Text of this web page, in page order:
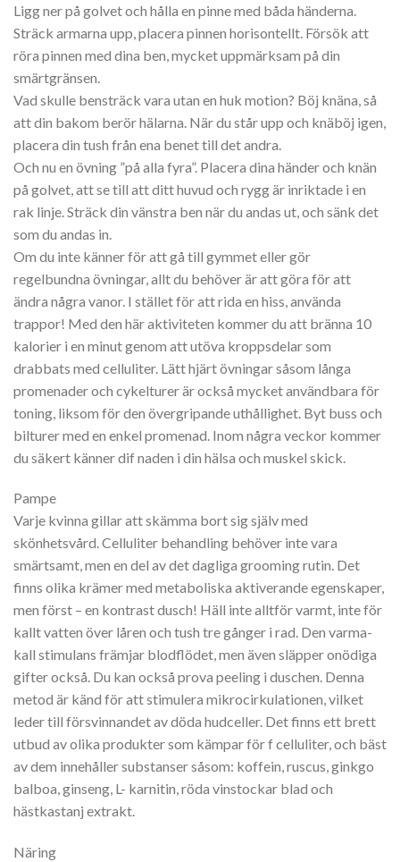
Ligg ner på golvet och hålla en pinne med båda händerna.
Sträck armarna upp, placera pinnen horisontellt. Försök att
röra pinnen med dina ben, mycket uppmärksam på din
smärtgränsen.
Vad skulle bensträck vara utan en huk motion? Böj knäna, så
att din bakom berör hälarna. När du står upp och knäböj igen,
placera din tush från ena benet till det andra.
Och nu en övning ”på alla fyra”. Placera dina händer och knän
på golvet, att se till att ditt huvud och rygg är inriktade i en
rak linje. Sträck din vänstra ben när du andas ut, och sänk det
som du andas in.
Om du inte känner för att gå till gymmet eller gör
regelbundna övningar, allt du behöver är att göra för att
ändra några vanor. I stället för att rida en hiss, använda
trappor! Med den här aktiviteten kommer du att bränna 10
kalorier i en minut genom att utöva kroppsdelar som
drabbats med celluliter. Lätt hjärt övningar såsom långa
promenader och cykelturer är också mycket användbara för
toning, liksom för den övergripande uthållighet. Byt buss och
bilturer med en enkel promenad. Inom några veckor kommer
du säkert känner dif naden i din hälsa och muskel skick.
Pampe
Varje kvinna gillar att skämma bort sig själv med
skönhetsvård. Celluliter behandling behöver inte vara
smärtsamt, men en del av det dagliga grooming rutin. Det
finns olika krämer med metaboliska aktiverande egenskaper,
men först – en kontrast dusch! Häll inte alltför varmt, inte för
kallt vatten över låren och tush tre gånger i rad. Den varma-
kall stimulans främjar blodflödet, men även släpper onödiga
gifter också. Du kan också prova peeling i duschen. Denna
metod är känd för att stimulera mikrocirkulationen, vilket
leder till försvinnandet av döda hudceller. Det finns ett brett
utbud av olika produkter som kämpar för f celluliter, och bäst
av dem innehåller substanser såsom: koffein, ruscus, ginkgo
balboa, ginseng, L- karnitin, röda vinstockar blad och
hästkastanj extrakt.
Näring